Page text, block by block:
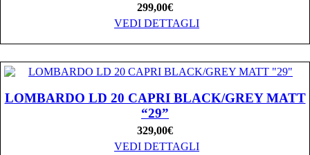
299,00€
VEDI DETTAGLI
LOMBARDO LD 20 CAPRI BLACK/GREY MATT
“29”
329,00€
VEDI DETTAGLI